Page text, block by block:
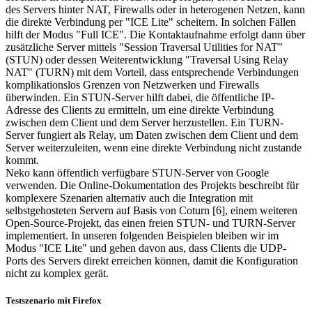
des Servers hinter NAT, Firewalls oder in heterogenen Netzen, kann
die direkte Verbindung per "ICE Lite" scheitern. In solchen Fällen
hilft der Modus "Full ICE". Die Kontaktaufnahme erfolgt dann über
zusätzliche Server mittels "Session Traversal Utilities for NAT"
(STUN) oder dessen Weiterentwicklung "Traversal Using Relay
NAT" (TURN) mit dem Vorteil, dass entsprechende Verbindungen
komplikationslos Grenzen von Netzwerken und Firewalls
überwinden. Ein STUN-Server hilft dabei, die öffentliche IP-
Adresse des Clients zu ermitteln, um eine direkte Verbindung
zwischen dem Client und dem Server herzustellen. Ein TURN-
Server fungiert als Relay, um Daten zwischen dem Client und dem
Server weiterzuleiten, wenn eine direkte Verbindung nicht zustande
kommt.
Neko kann öffentlich verfügbare STUN-Server von Google
verwenden. Die Online-Dokumentation des Projekts beschreibt für
komplexere Szenarien alternativ auch die Integration mit
selbstgehosteten Servern auf Basis von Coturn [6], einem weiteren
Open-Source-Projekt, das einen freien STUN- und TURN-Server
implementiert. In unseren folgenden Beispielen bleiben wir im
Modus "ICE Lite" und gehen davon aus, dass Clients die UDP-
Ports des Servers direkt erreichen können, damit die Konfiguration
nicht zu komplex gerät.
Testszenario mit Firefox